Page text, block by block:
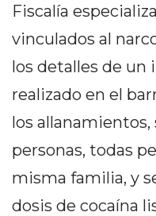
DEFINITIVA PARA
RESTAURANTES Y
DELIVERIES
CÓMO ORGANIZAR
PEDIDOS DE
POR WHATSAPP SIN
Fiscalía
vinculados al
los detalles de
realizado en el
los
personas, todas
misma familia, y
dosis de cocaína